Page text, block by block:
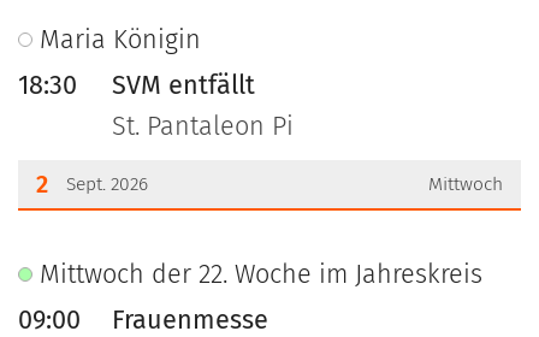
???msg.page.sr.date??? 22. August 2026
Maria Königin
18:30
SVM entfällt
St. Pantaleon Pi
Mittwoch
2 Sept. 2026
???msg.page.sr.date??? 2. September 2026
Mittwoch der 22. Woche im Jahreskreis
09:00
Frauenmesse